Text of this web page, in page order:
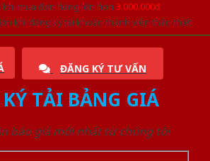
khi mua đơn hàng lớn hơn 3.000.000đ
khi đăng ký tài khoản thành viên thân thiết
ĐĂNG KÝ TƯ VẤN
TẢI BẢNG GIÁ
báo giá mới nhất từ chúng tôi